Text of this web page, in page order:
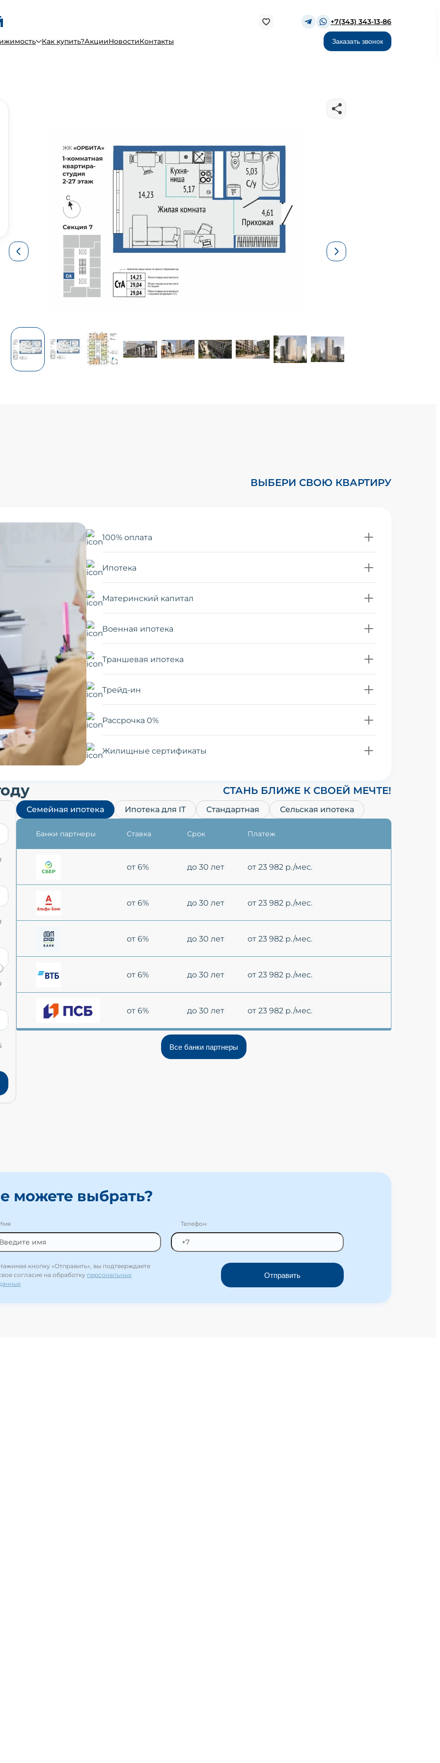
+7(343) 343-13-86
Как купить?АкцииНовостиКонтакты Заказать звонок
ВЫБЕРИ СВОЮ КВАРТИРУ
100% оплата
Ипотека
Материнский капитал
Военная ипотека
Траншевая ипотека
Трейд-ин
Рассрочка 0%
Жилищные сертификаты
СТАНЬ БЛИЖЕ К СВОЕЙ МЕЧТЕ!
Семейная ипотека Ипотека для IT Стандартная Сельская ипотека
Банки партнеры Ставка Срок Платеж
от 6% до 30 лет от 23 982 р./мес.
от 6% до 30 лет от 23 982 р./мес.
от 6% до 30 лет от 23 982 р./мес.
от 6% до 30 лет от 23 982 р./мес.
от 6% до 30 лет от 23 982 р./мес.
Все банки партнеры
можете выбрать?
Телефон
кнопку «Отправить», вы подтверждаете
согласие на обработку персональных
Отправить